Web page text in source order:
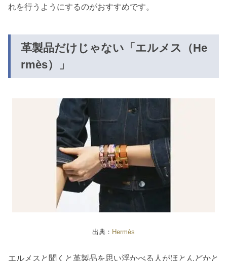
れを行うようにするのがおすすめです。
革製品だけじゃない「エルメス（He
rmès）」
出典： Hermès
エルメスと聞くと革製品を思い浮かべる人がほとんどかと